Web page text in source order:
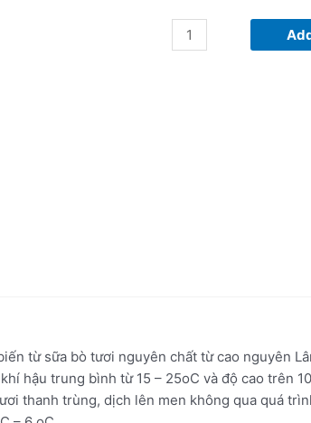
từ sữa bò tươi nguyên chất từ cao nguyên
hậu trung bình từ 15 – 25oC và độ cao trên
thanh trùng, dịch lên men không qua quá